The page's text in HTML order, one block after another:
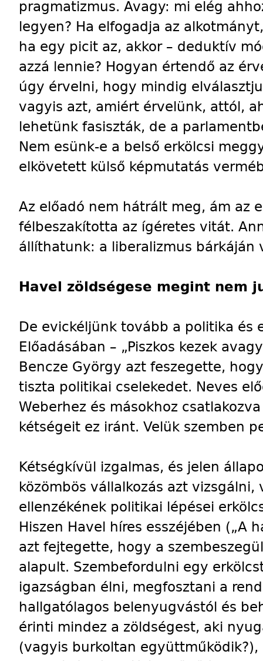
pragmatizmus. Avagy: mi elég
legyen? Ha elfogadja az
ha egy picit az, akkor – deduktív
azzá lennie? Hogyan értendő az
úgy érvelni, hogy mindig
vagyis azt, amiért érvelünk, attól,
lehetünk fasiszták, de a
Nem esünk-e a belső erkölcsi
elkövetett külső képmutatás
Az előadó nem hátrált meg, ám az
félbeszakította az ígéretes vitát.
állíthatunk: a liberalizmus bárkáján
Havel zöldségese megint nem
De evickéljünk tovább a politika és
Előadásában – „Piszkos kezek
Bencze György azt feszegette,
tiszta politikai cselekedet. Neves
Weberhez és másokhoz
kétségeit ez iránt. Velük szemben
Kétségkívül izgalmas, és jelen
közömbös vállalkozás azt
ellenzékének politikai lépései
Hiszen Havel híres esszéjében („A
azt fejtegette, hogy a
alapult. Szembefordulni egy
igazságban élni, megfosztani a
hallgatólagos belenyugvástól és
érinti mindez a zöldségest, aki
(vagyis burkoltan együttműködik?),